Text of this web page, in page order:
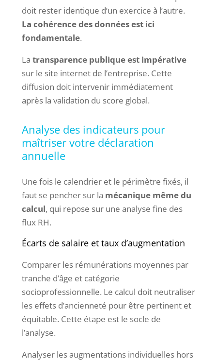
doit rester identique d’un exercice à l’autre.
La cohérence des données est ici
fondamentale.
La transparence publique est impérative
sur le site internet de l’entreprise. Cette
diffusion doit intervenir immédiatement
après la validation du score global.
Analyse des indicateurs pour
maîtriser votre déclaration
annuelle
Une fois le calendrier et le périmètre fixés, il
faut se pencher sur la mécanique même du
calcul, qui repose sur une analyse fine des
flux RH.
Écarts de salaire et taux d’augmentation
Comparer les rémunérations moyennes par
tranche d’âge et catégorie
socioprofessionnelle. Le calcul doit neutraliser
les effets d’ancienneté pour être pertinent et
équitable. Cette étape est le socle de
l’analyse.
Analyser les augmentations individuelles hors